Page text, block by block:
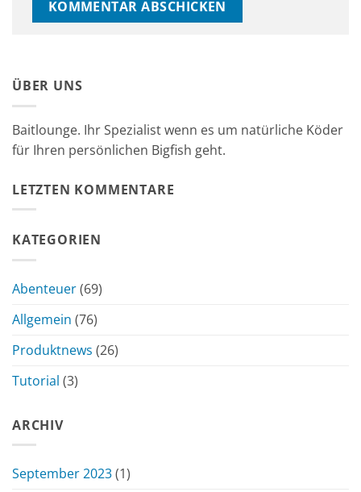
ÜBER UNS
Baitlounge. Ihr Spezialist wenn es um natürliche Köder
für Ihren persönlichen Bigfish geht.
LETZTEN KOMMENTARE
KATEGORIEN
Abenteuer(69)
Allgemein (76)
Produktnews (26)
Tutorial (3)
ARCHIV
September 2023(1)